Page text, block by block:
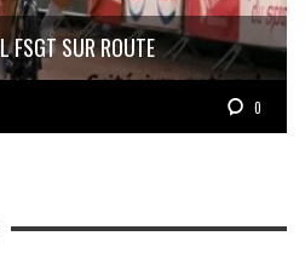
FSGT SUR ROUTE
0